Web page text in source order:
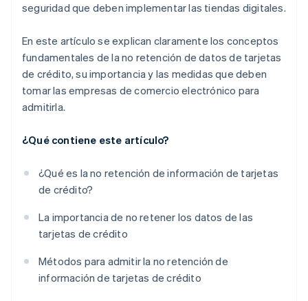
seguridad que deben implementar las tiendas digitales.
En este artículo se explican claramente los conceptos
fundamentales de la no retención de datos de tarjetas
de crédito, su importancia y las medidas que deben
tomar las empresas de comercio electrónico para
admitirla.
¿Qué contiene este artículo?
¿Qué es la no retención de información de tarjetas
de crédito?
La importancia de no retener los datos de las
tarjetas de crédito
Métodos para admitir la no retención de
información de tarjetas de crédito